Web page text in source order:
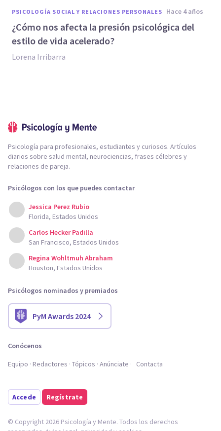
PSICOLOGÍA SOCIAL Y RELACIONES PERSONALES hace 4 años
¿Cómo nos afecta la presión psicológica del
estilo de vida acelerado?
Lorena Irribarra
Psicología para profesionales, estudiantes y curiosos. Artículos
diarios sobre salud mental, neurociencias, frases célebres y
relaciones de pareja.
Psicólogos con los que puedes contactar
Jessica Perez Rubio
Florida, Estados Unidos
Carlos Hecker Padilla
San Francisco, Estados Unidos
Regina Wohltmuh Abraham
Houston, Estados Unidos
Psicólogos nominados y premiados
PyM Awards 2024
Conócenos
Equipo Redactores Tópicos Anúnciate Contacta
Accede Regístrate
© Copyright 2026 Psicología y Mente. Todos los derechos